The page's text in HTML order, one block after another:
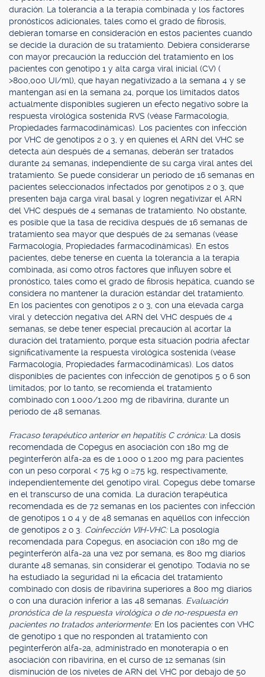
duración. La tolerancia a la terapia combinada y los factores
pronósticos adicionales, tales como el grado de fibrosis,
debieran tomarse en consideración en estos pacientes cuando
se decide la duración de su tratamiento. Debiera considerarse
con mayor precaución la reducción del tratamiento en los
pacientes con genotipo 1 y alta carga viral inicial (CV) (
>800,000 UI/ml), que hayan negativizado a la semana 4 y se
mantengan así en la semana 24, porque los limitados datos
actualmente disponibles sugieren un efecto negativo sobre la
respuesta virológica sostenida RVS (véase Farmacología,
Propiedades farmacodinámicas). Los pacientes con infección
por VHC de genotipos 2 o 3, y en quienes el ARN del VHC se
detecta aún después de 4 semanas, deberán ser tratados
durante 24 semanas, independiente de su carga viral antes del
tratamiento. Se puede considerar un período de 16 semanas en
pacientes seleccionados infectados por genotipos 2 o 3, que
presenten baja carga viral basal y logren negativizar el ARN
del VHC después de 4 semanas de tratamiento. No obstante,
es posible que la tasa de recidiva después de 16 semanas de
tratamiento sea mayor que después de 24 semanas (véase
Farmacología, Propiedades farmacodinámicas). En estos
pacientes, debe tenerse en cuenta la tolerancia a la terapia
combinada, así como otros factores que influyen sobre el
pronóstico, tales como el grado de fibrosis hepática, cuando se
considera no mantener la duración estándar del tratamiento.
En los pacientes con genotipos 2 o 3, con una elevada carga
viral y detección negativa del ARN del VHC después de 4
semanas, se debe tener especial precaución al acortar la
duración del tratamiento, porque esta situación podría afectar
significativamente la respuesta virológica sostenida (véase
Farmacología, Propiedades farmacodinámicas). Los datos
disponibles de pacientes con infección de genotipos 5 o 6 son
limitados; por lo tanto, se recomienda el tratamiento
combinado con 1.000/1.200 mg de ribavirina, durante un
período de 48 semanas.
Fracaso terapéutico anterior en hepatitis C crónica: La dosis
recomendada de Copegus en asociación con 180 mg de
peginterferón alfa-2a es de 1.000 o 1.200 mg para pacientes
con un peso corporal < 75 kg o ≥75 kg, respectivamente,
independientemente del genotipo viral. Copegus debe tomarse
en el transcurso de una comida. La duración terapéutica
recomendada es de 72 semanas en los pacientes con infección
de genotipos 1 o 4 y de 48 semanas en aquéllos con infección
de genotipos 2 o 3. Coinfección VIH-VHC: La posología
recomendada para Copegus, en asociación con 180 mg de
peginterferón alfa-2a una vez por semana, es 800 mg diarios
durante 48 semanas, sin considerar el genotipo. Todavía no se
ha estudiado la seguridad ni la eficacia del tratamiento
combinado con dosis de ribavirina superiores a 800 mg diarios
o con una duración inferior a las 48 semanas. Evaluación
pronóstica de la respuesta virológica o de no-respuesta en
pacientes no tratados anteriormente: En los pacientes con VHC
de genotipo 1 que no responden al tratamiento con
peginterferón alfa-2a, administrado en monoterapia o en
asociación con ribavirina, en el curso de 12 semanas (sin
disminución de los niveles de ARN del VHC por debajo de 50